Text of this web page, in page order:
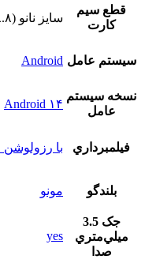
قطع سيم
کارت
سایز نانو (۸.۸ × ۱۲.۳ میلی‌متر)
سيستم عامل Android
نسخه سيستم
عامل
Android ۱۴
فيلمبرداري با رزولوشن ۱۰۸۰ با سرعت ۳۰ فریم بر ثانیه
بلندگو مونو
جک 3.5
ميلي‌متري
صدا
yes